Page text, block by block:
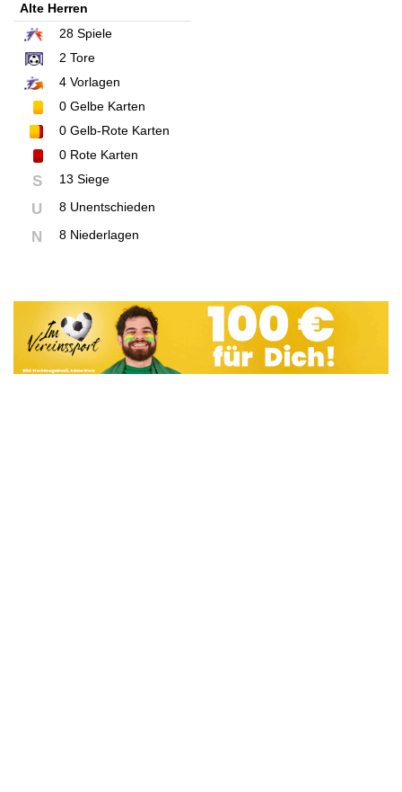
Alte Herren
28 Spiele
2 Tore
4 Vorlagen
0 Gelbe Karten
0 Gelb-Rote Karten
0 Rote Karten
S 13 Siege
U 8 Unentschieden
N 8 Niederlagen